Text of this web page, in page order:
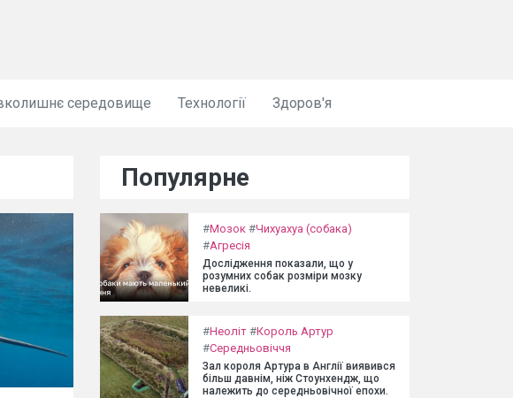
середовище Технології Здоров'я
Популярне
#Мозок #Чихуахуа (собака)
#Агресія
Дослідження показали, що у
розумних собак розміри мозку
невеликі.
#Неоліт #Король Артур
#Середньовіччя
Зал короля Артура в Англії виявився
більш давнім, ніж Стоунхендж, що
належить до середньовічної епохи.